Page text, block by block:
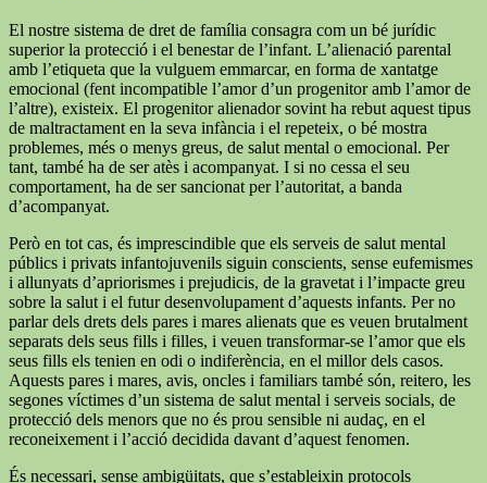
El nostre sistema de dret de família consagra com un bé jurídic
superior la protecció i el benestar de l’infant. L’alienació parental
amb l’etiqueta que la vulguem emmarcar, en forma de xantatge
emocional (fent incompatible l’amor d’un progenitor amb l’amor de
l’altre), existeix. El progenitor alienador sovint ha rebut aquest tipus
de maltractament en la seva infància i el repeteix, o bé mostra
problemes, més o menys greus, de salut mental o emocional. Per
tant, també ha de ser atès i acompanyat. I si no cessa el seu
comportament, ha de ser sancionat per l’autoritat, a banda
d’acompanyat.
Però en tot cas, és imprescindible que els serveis de salut mental
públics i privats infantojuvenils siguin conscients, sense eufemismes
i allunyats d’apriorismes i prejudicis, de la gravetat i l’impacte greu
sobre la salut i el futur desenvolupament d’aquests infants. Per no
parlar dels drets dels pares i mares alienats que es veuen brutalment
separats dels seus fills i filles, i veuen transformar-se l’amor que els
seus fills els tenien en odi o indiferència, en el millor dels casos.
Aquests pares i mares, avis, oncles i familiars també són, reitero, les
segones víctimes d’un sistema de salut mental i serveis socials, de
protecció dels menors que no és prou sensible ni audaç, en el
reconeixement i l’acció decidida davant d’aquest fenomen.
És necessari, sense ambigüitats, que s’estableixin protocols